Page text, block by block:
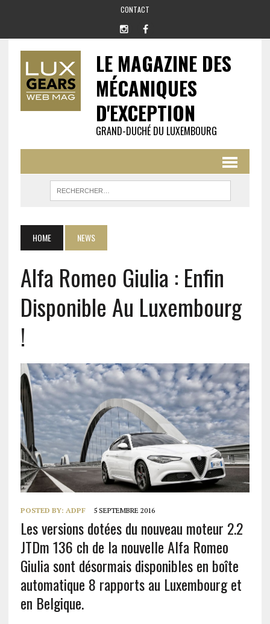
CONTACT
LE MAGAZINE DES
MÉCANIQUES
D'EXCEPTION
GRAND-DUCHÉ DU LUXEMBOURG
HOME NEWS
Alfa Romeo Giulia : Enfin
Disponible Au Luxembourg
!
POSTED BY: ADPF 5 SEPTEMBRE 2016
Les versions dotées du nouveau moteur 2.2
JTDm 136 ch de la nouvelle Alfa Romeo
Giulia sont désormais disponibles en boîte
automatique 8 rapports au Luxembourg et
en Belgique.